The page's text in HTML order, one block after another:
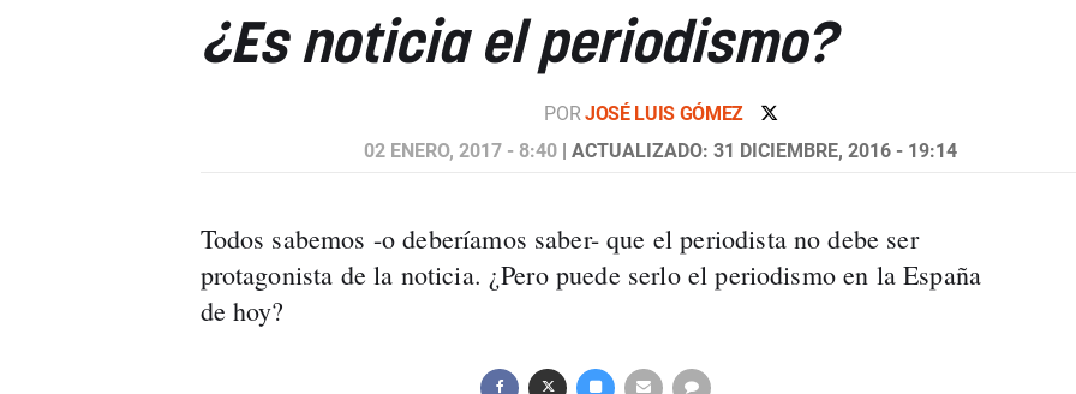
¿Es noticia el periodismo?
PORJOSÉ LUIS GÓMEZ
02 ENERO, 2017 - 8:40 | ACTUALIZADO: 31 DICIEMBRE, 2016 - 19:14
Todos sabemos -o deberíamos saber- que el periodista no debe ser
protagonista de la noticia. ¿Pero puede serlo el periodismo en la España
de hoy?